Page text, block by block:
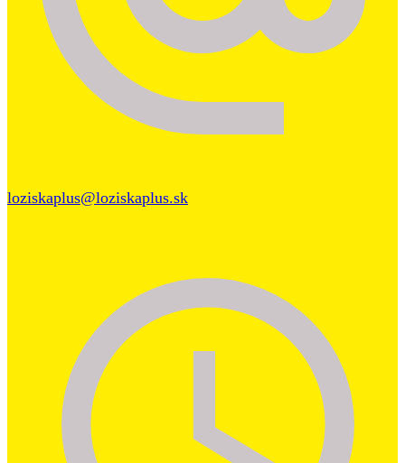
loziskaplus@loziskaplus.sk